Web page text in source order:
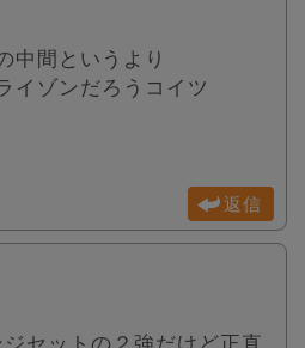
中間というより
イゾンだろうコイツ
返信